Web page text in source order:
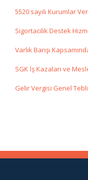
5520 sayılı Kurumlar
Sigortacılık Destek
Varlık Barışı
SGK İş Kazaları ve
Gelir Vergisi Genel